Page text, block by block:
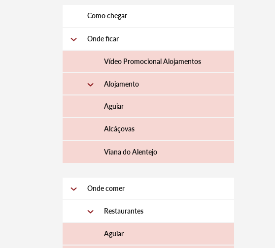
Termo de Pesquisa
Categorias gerais
Como chegar
Onde ficar
Vídeo Promocional Alojamentos
Alojamento
Aguiar
Alcáçovas
Viana do Alentejo
Onde comer
Restaurantes
Aguiar